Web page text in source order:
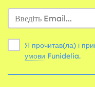
Я прочитав(ла) і
умови Funidelia.